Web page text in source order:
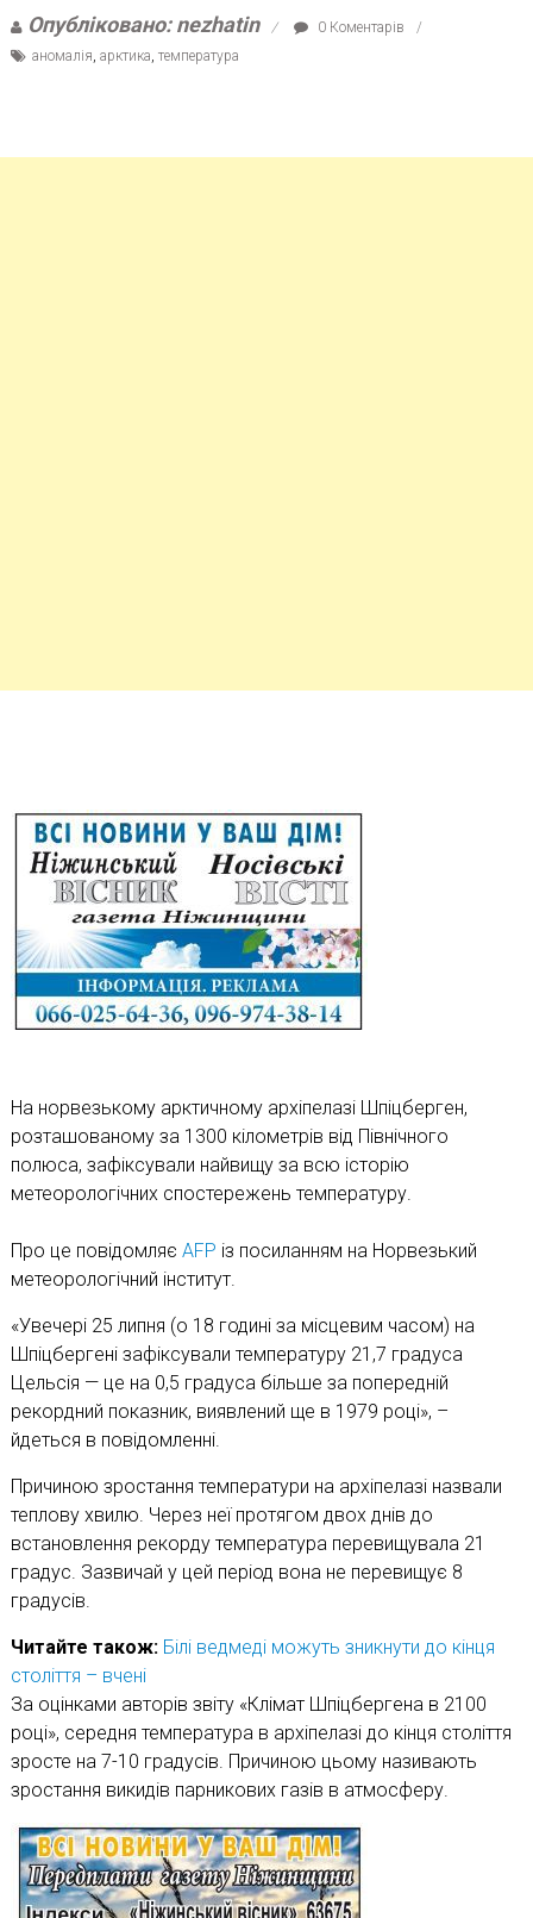
Опубліковано: nezhatin
0 Коментарів
аномалія, арктика, температура
На норвезькому арктичному архіпелазі Шпіцберген,
розташованому за 1300 кілометрів від Північного
полюса, зафіксували найвищу за всю історію
метеорологічних спостережень температуру.
Про це повідомляє AFP із посиланням на Норвезький
метеорологічний інститут.
«Увечері 25 липня (о 18 годині за місцевим часом) на
Шпіцбергені зафіксували температуру 21,7 градуса
Цельсія — це на 0,5 градуса більше за попередній
рекордний показник, виявлений ще в 1979 році», –
йдеться в повідомленні.
Причиною зростання температури на архіпелазі назвали
теплову хвилю. Через неї протягом двох днів до
встановлення рекорду температура перевищувала 21
градус. Зазвичай у цей період вона не перевищує 8
градусів.
Читайте також: Білі ведмеді можуть зникнути до кінця
століття – вчені
За оцінками авторів звіту «Клімат Шпіцбергена в 2100
році», середня температура в архіпелазі до кінця століття
зросте на 7-10 градусів. Причиною цьому називають
зростання викидів парникових газів в атмосферу.